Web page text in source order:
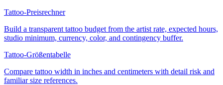
Tattoo-Preisrechner
Build a transparent tattoo budget from the artist rate, expected hours,
studio minimum, currency, color, and contingency buffer.
Tattoo-Größentabelle
Compare tattoo width in inches and centimeters with detail risk and
familiar size references.